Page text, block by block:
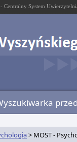
- Centralny System
> MOST -